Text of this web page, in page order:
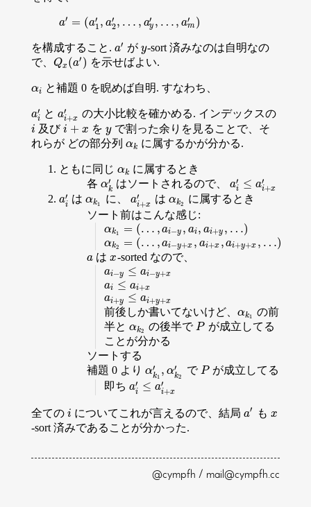
a′ = (a′
1 , a′
2, … , a′
y , … , a′
m )
a′=(a 1′,a2′ ,…, a y ′, …,am ′)
を構成すること. a′
a′ が y
y-sort 済みなのは自明なの
で、 Qx(a′ )
Qx(a′) を示せばよい.
αi
αi と補題 0 を睨めば自明. すなわち、
a′
i
ai′ と a′
i+x
ai+ x′ の大小比較を確かめる. インデックスの
i
i 及びi + x
i+x をy
yで割った余りを見ることで、そ
れらが どの部分列 αk
αk に属するかが分かる.
ともに同じ αk
αk に属するとき
各 α′
k
αk はソートされるので、 a′
i ≤ a′
i+x
ai′ ≤ai +x ′
a′
i
ai′ は αk1
αk1 に、 a′
i+x
ai+ x′ は αk2
αk2 に属するとき
ソート前はこんな感じ:
αk1 = (… , ai−y , ai, ai+y , …)
αk1 =(…, a −y,ai,ai+y,…)
αk2 = (… , ai−y+x , ai+x , ai+y+x , …)
αk2 =(…, a −y+x,ai+x ,ai+y+x,…)
a
a はx
x-sorted なので、
ai−y ≤ ai−y+x
ai−y≤ai −y+x
ai ≤ ai+x
ai≤ ai+x
ai+y ≤ ai+y+x
ai+ y≤ai +y+ x
前後しか書いてないけど、 αk1
αk1 の前
半と αk2
αk2 の後半で P
P が成立してる
ことが分かる
ソートする
補題 0 より α′
k1 , α′
k2
αk ′ ,αk でP
P が成立してる
即ち a′
i ≤ a′
i+x
ai′ ≤ai +x ′
全ての i
i についてこれが言えるので、結局a′
a′ も x
x
-sort 済みであることが分かった.
@cympfh / mail@cympfh.cc